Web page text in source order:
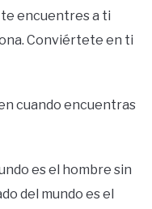
encuentres a ti
Conviértete en ti
cuando encuentras
es el hombre sin
del mundo es el